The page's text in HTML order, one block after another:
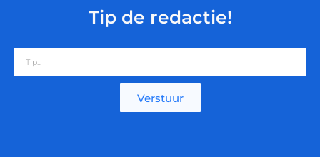
Tip de redactie!
Verstuur